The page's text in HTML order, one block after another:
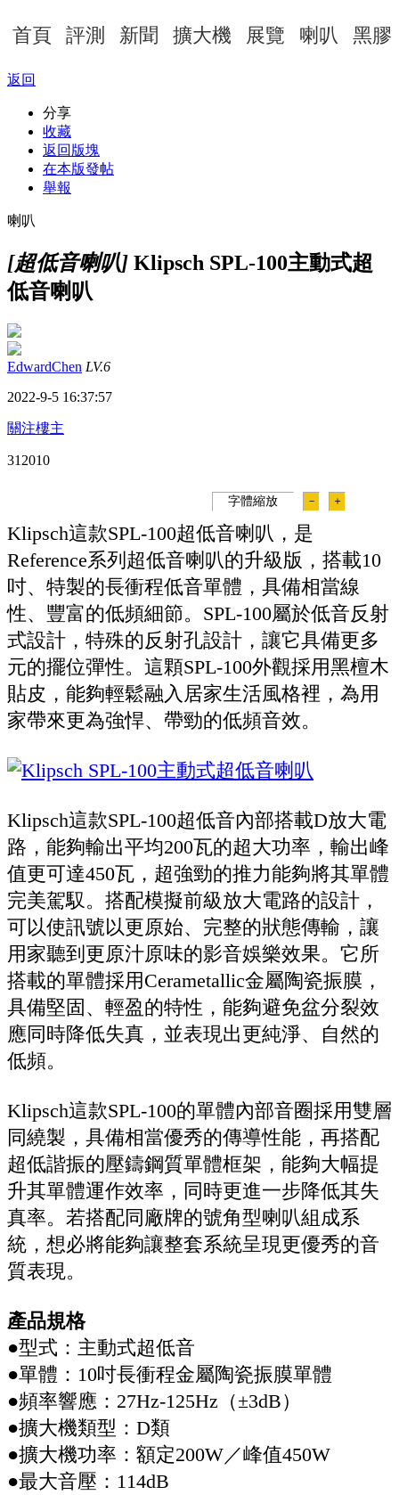
首頁 評測 新聞 擴大機 展覽 喇叭 黑膠
返回
分享
收藏
返回版塊
在本版發帖
舉報
喇叭
[超低音喇叭] Klipsch SPL-100主動式超
低音喇叭
EdwardChen LV.6
2022-9-5 16:37:57
關注樓主
312010
字體縮放 － ＋
Klipsch這款SPL-100超低音喇叭，是
Reference系列超低音喇叭的升級版，搭載10
吋、特製的長衝程低音單體，具備相當線
性、豐富的低頻細節。SPL-100屬於低音反射
式設計，特殊的反射孔設計，讓它具備更多
元的擺位彈性。這顆SPL-100外觀採用黑檀木
貼皮，能夠輕鬆融入居家生活風格裡，為用
家帶來更為強悍、帶勁的低頻音效。
Klipsch這款SPL-100超低音內部搭載D放大電
路，能夠輸出平均200瓦的超大功率，輸出峰
值更可達450瓦，超強勁的推力能夠將其單體
完美駕馭。搭配模擬前級放大電路的設計，
可以使訊號以更原始、完整的狀態傳輸，讓
用家聽到更原汁原味的影音娛樂效果。它所
搭載的單體採用Cerametallic金屬陶瓷振膜，
具備堅固、輕盈的特性，能夠避免盆分裂效
應同時降低失真，並表現出更純淨、自然的
低頻。
Klipsch這款SPL-100的單體內部音圈採用雙層
同繞製，具備相當優秀的傳導性能，再搭配
超低諧振的壓鑄鋼質單體框架，能夠大幅提
升其單體運作效率，同時更進一步降低其失
真率。若搭配同廠牌的號角型喇叭組成系
統，想必將能夠讓整套系統呈現更優秀的音
質表現。
產品規格
●型式：主動式超低音
●單體：10吋長衝程金屬陶瓷振膜單體
●頻率響應：27Hz-125Hz（±3dB）
●擴大機類型：D類
●擴大機功率：額定200W／峰值450W
●最大音壓：114dB